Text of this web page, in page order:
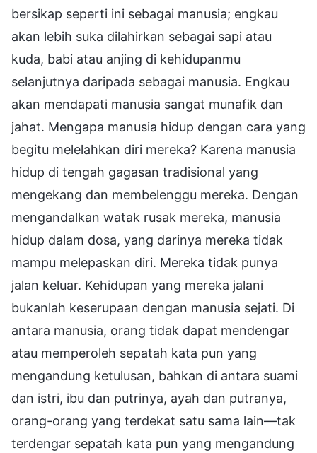
bersikap seperti ini sebagai manusia; engkau
akan lebih suka dilahirkan sebagai sapi atau
kuda, babi atau anjing di kehidupanmu
selanjutnya daripada sebagai manusia. Engkau
akan mendapati manusia sangat munafik dan
jahat. Mengapa manusia hidup dengan cara yang
begitu melelahkan diri mereka? Karena manusia
hidup di tengah gagasan tradisional yang
mengekang dan membelenggu mereka. Dengan
mengandalkan watak rusak mereka, manusia
hidup dalam dosa, yang darinya mereka tidak
mampu melepaskan diri. Mereka tidak punya
jalan keluar. Kehidupan yang mereka jalani
bukanlah keserupaan dengan manusia sejati. Di
antara manusia, orang tidak dapat mendengar
atau memperoleh sepatah kata pun yang
mengandung ketulusan, bahkan di antara suami
dan istri, ibu dan putrinya, ayah dan putranya,
orang-orang yang terdekat satu sama lain—tak
terdengar sepatah kata pun yang mengandung